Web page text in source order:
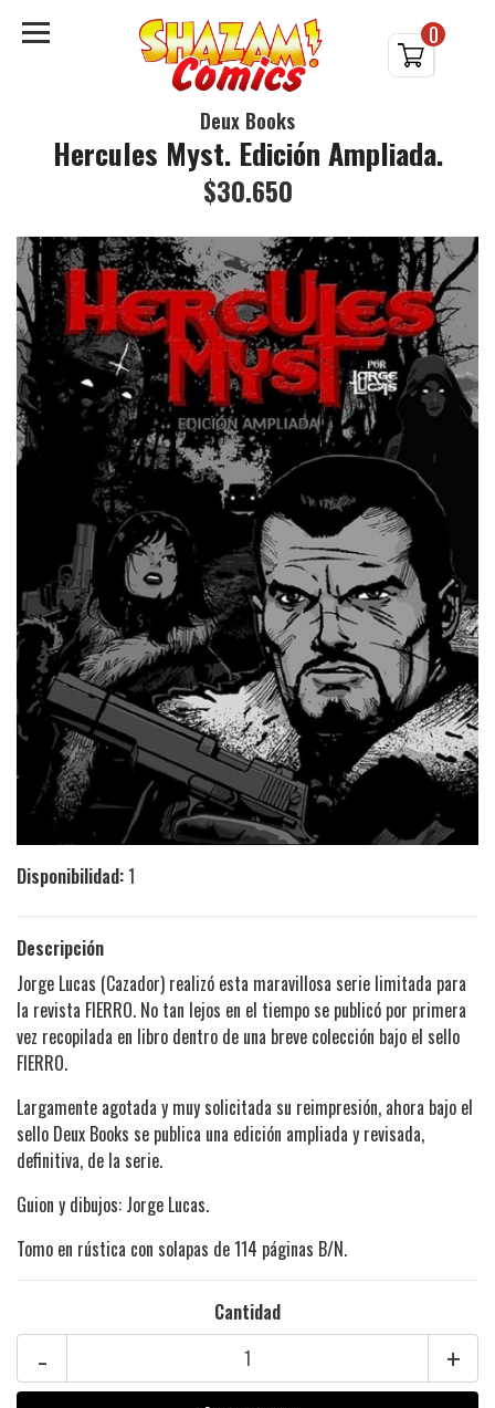
0
Deux Books
Hercules Myst. Edición Ampliada.
$30.650
Disponibilidad:1
Descripción
Jorge Lucas (Cazador) realizó esta maravillosa serie limitada para
la revista FIERRO. No tan lejos en el tiempo se publicó por primera
vez recopilada en libro dentro de una breve colección bajo el sello
FIERRO.
Largamente agotada y muy solicitada su reimpresión, ahora bajo el
sello Deux Books se publica una edición ampliada y revisada,
definitiva, de la serie.
Guion y dibujos: Jorge Lucas.
Tomo en rústica con solapas de 114 páginas B/N.
Cantidad
+
-